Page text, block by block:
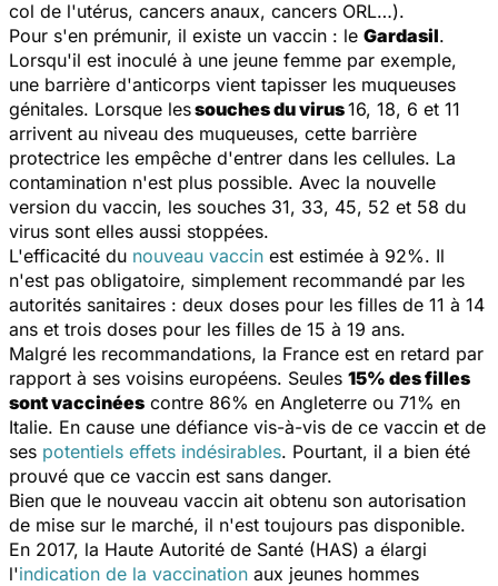
col de l'utérus, cancers anaux, cancers ORL…).
Pour s'en prémunir, il existe un vaccin : le Gardasil.
Lorsqu'il est inoculé à une jeune femme par exemple,
une barrière d'anticorps vient tapisser les muqueuses
génitales. Lorsque lessouches du virus16, 18, 6 et 11
arrivent au niveau des muqueuses, cette barrière
protectrice les empêche d'entrer dans les cellules. La
contamination n'est plus possible. Avec la nouvelle
version du vaccin, les souches 31, 33, 45, 52 et 58 du
virus sont elles aussi stoppées.
L'efficacité du nouveau vaccin est estimée à 92%. Il
n'est pas obligatoire, simplement recommandé par les
autorités sanitaires : deux doses pour les filles de 11 à 14
ans et trois doses pour les filles de 15 à 19 ans.
Malgré les recommandations, la France est en retard par
rapport à ses voisins européens. Seules 15% des filles
sont vaccinées contre 86% en Angleterre ou 71% en
Italie. En cause une défiance vis-à-vis de ce vaccin et de
ses potentiels effets indésirables. Pourtant, il a bien été
prouvé que ce vaccin est sans danger.
Bien que le nouveau vaccin ait obtenu son autorisation
de mise sur le marché, il n'est toujours pas disponible.
En 2017, la Haute Autorité de Santé (HAS) a élargi
l'indication de la vaccination aux jeunes hommes